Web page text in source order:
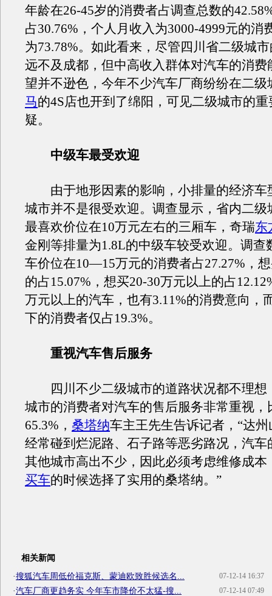
年龄在26-45岁的消费者占调查总数的
占30.76%，个人月收入为3000-4999元的消
为73.78%。如此看来，尽管四川省二级城
远不及成都，但中高收入群体对汽车的消费
望并不逊色，今年不少汽车厂商纷纷在二级
马的4S店也开到了绵阳，可见二级城市的
疑。
中级车最受欢迎
由于地形因素的影响，小排量的经济车
城市并不是很受欢迎。调查显示，省内二级
最喜欢价位在10万元左右的三厢车，奇瑞东
金刚等排量为1.8L的中级车较受欢迎。调查
车价位在10—15万元的消费者占27.27%，
的占15.07%，想买20-30万元以上的占
万元以上的汽车，也有3.11%的消费意向，
下的消费者仅占19.3%。
重视汽车售后服务
四川不少二级城市的道路状况都不理想
城市的消费者对汽车的售后服务非常重视，
65.3%， 桑塔纳车主王先生告诉记者，“达
经常碰到烂泥路、石子路等恶劣路况，汽车
其他城市高出不少，因此必须考虑维修成本
买车的时候选择了实用的桑塔纳。”
相关新闻
07-12-14 16:37
·搜狐汽车周低价福克斯、蒙迪欧致胜候选名...
07-12-14 07:49
·汽车厂商更趋务实 今年车市降价不太猛-搜...